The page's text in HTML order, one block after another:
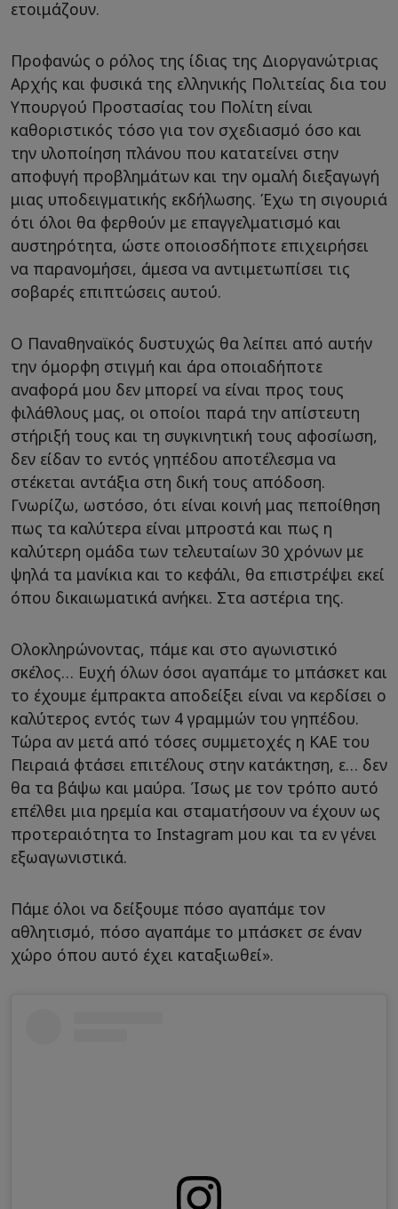
ετοιμάζουν.
Προφανώς ο ρόλος της ίδιας της Διοργανώτριας
Αρχής και φυσικά της ελληνικής Πολιτείας δια του
Υπουργού Προστασίας του Πολίτη είναι
καθοριστικός τόσο για τον σχεδιασμό όσο και
την υλοποίηση πλάνου που κατατείνει στην
αποφυγή προβλημάτων και την ομαλή διεξαγωγή
μιας υποδειγματικής εκδήλωσης. Έχω τη σιγουριά
ότι όλοι θα φερθούν με επαγγελματισμό και
αυστηρότητα, ώστε οποιοσδήποτε επιχειρήσει
να παρανομήσει, άμεσα να αντιμετωπίσει τις
σοβαρές επιπτώσεις αυτού.
O Παναθηναϊκός δυστυχώς θα λείπει από αυτήν
την όμορφη στιγμή και άρα οποιαδήποτε
αναφορά μου δεν μπορεί να είναι προς τους
φιλάθλους μας, οι οποίοι παρά την απίστευτη
στήριξή τους και τη συγκινητική τους αφοσίωση,
δεν είδαν το εντός γηπέδου αποτέλεσμα να
στέκεται αντάξια στη δική τους απόδοση.
Γνωρίζω, ωστόσο, ότι είναι κοινή μας πεποίθηση
πως τα καλύτερα είναι μπροστά και πως η
καλύτερη ομάδα των τελευταίων 30 χρόνων με
ψηλά τα μανίκια και το κεφάλι, θα επιστρέψει εκεί
όπου δικαιωματικά ανήκει. Στα αστέρια της.
Ολοκληρώνοντας, πάμε και στο αγωνιστικό
σκέλος… Ευχή όλων όσοι αγαπάμε το μπάσκετ και
το έχουμε έμπρακτα αποδείξει είναι να κερδίσει ο
καλύτερος εντός των 4 γραμμών του γηπέδου.
Τώρα αν μετά από τόσες συμμετοχές η ΚΑΕ του
Πειραιά φτάσει επιτέλους στην κατάκτηση, ε… δεν
θα τα βάψω και μαύρα. Ίσως με τον τρόπο αυτό
επέλθει μια ηρεμία και σταματήσουν να έχουν ως
προτεραιότητα το Instagram μου και τα εν γένει
εξωαγωνιστικά.
Πάμε όλοι να δείξουμε πόσο αγαπάμε τον
αθλητισμό, πόσο αγαπάμε το μπάσκετ σε έναν
χώρο όπου αυτό έχει καταξιωθεί».